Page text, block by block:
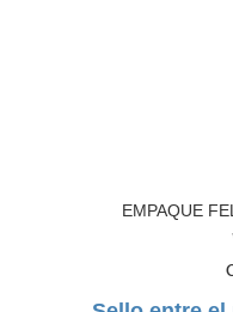
EMPAQUE